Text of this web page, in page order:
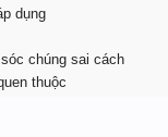
dụng
chúng sai cách
thuộc